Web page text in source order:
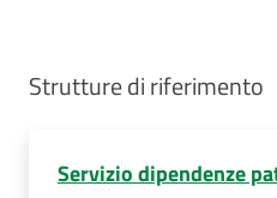
Strutture di riferimento
Servizio dipendenze